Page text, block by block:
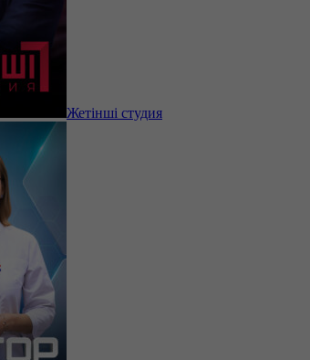
Жетінші студия